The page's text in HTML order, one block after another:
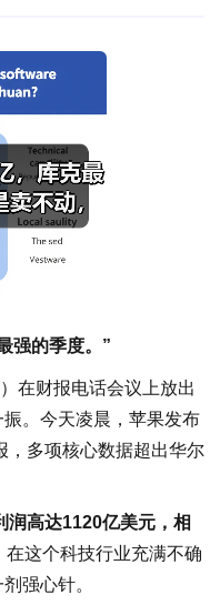
强的季度。”
在财报电话会议上放出
。今天凌晨，苹果发布
，多项核心数据超出华尔
润高达1120亿美元，相
在这个科技行业充满不确
强心针。